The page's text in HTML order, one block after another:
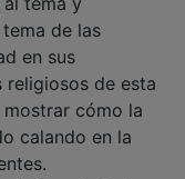
de las
en sus
de esta
mostrar cómo la
calando en la
de 4 obras.